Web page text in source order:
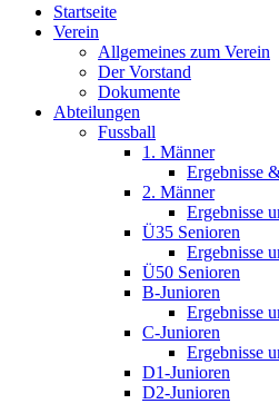
Startseite
Verein
Allgemeines zum Verein
Der Vorstand
Dokumente
Abteilungen
Fussball
1. Männer
Ergebnisse
2. Männer
Ergebnisse
Ü35 Senioren
Ergebnisse
Ü50 Senioren
B-Junioren
Ergebnisse
C-Junioren
Ergebnisse
D1-Junioren
D2-Junioren